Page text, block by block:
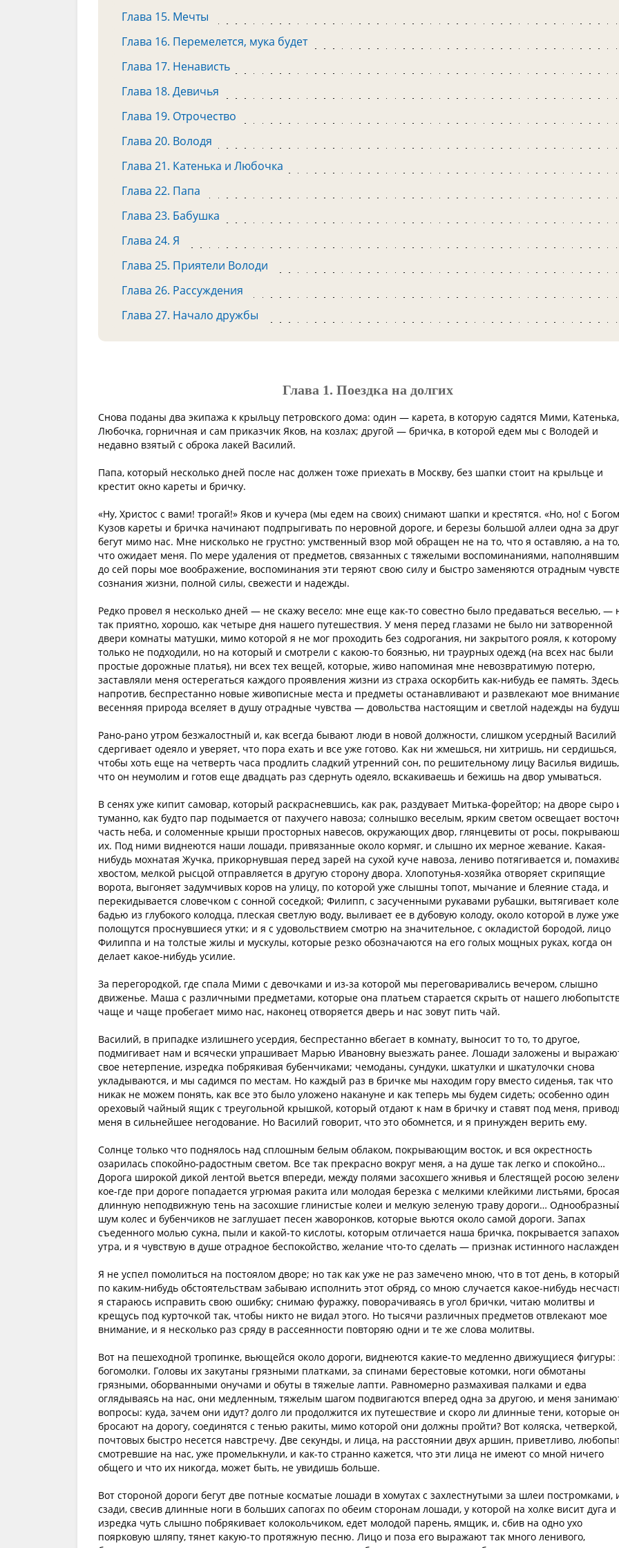
Глава 15. Мечты
Глава 16. Перемелется, мука будет
Глава 17. Ненависть
Глава 18. Девичья
Глава 19. Отрочество
Глава 20. Володя
Глава 21. Катенька и Любочка
Глава 22. Папа
Глава 23. Бабушка
Глава 24. Я
Глава 25. Приятели Володи
Глава 26. Рассуждения
Глава 27. Начало дружбы
Глава 1. Поездка на долгих
Снова поданы два экипажа к крыльцу петровского дома: один — карета, в которую садятся Мими, Катенька,
Любочка, горничная и сам приказчик Яков, на козлах; другой — бричка, в которой едем мы с Володей и
недавно взятый с оброка лакей Василий.
Папа, который несколько дней после нас должен тоже приехать в Москву, без шапки стоит на крыльце и
крестит окно кареты и бричку.
«Ну, Христос с вами! трогай!» Яков и кучера (мы едем на своих) снимают шапки и крестятся. «Но, но! с
Кузов кареты и бричка начинают подпрыгивать по неровной дороге, и березы большой аллеи одна за
бегут мимо нас. Мне нисколько не грустно: умственный взор мой обращен не на то, что я оставляю, а на то,
что ожидает меня. По мере удаления от предметов, связанных с тяжелыми воспоминаниями,
до сей поры мое воображение, воспоминания эти теряют свою силу и быстро заменяются отрадным
сознания жизни, полной силы, свежести и надежды.
Редко провел я несколько дней — не скажу весело: мне еще как-то совестно было предаваться веселью, —
так приятно, хорошо, как четыре дня нашего путешествия. У меня перед глазами не было ни затворенной
двери комнаты матушки, мимо которой я не мог проходить без содрогания, ни закрытого рояля, к которому
только не подходили, но на который и смотрели с какою-то боязнью, ни траурных одежд (на всех нас были
простые дорожные платья), ни всех тех вещей, которые, живо напоминая мне невозвратимую потерю,
заставляли меня остерегаться каждого проявления жизни из страха оскорбить как-нибудь ее память.
напротив, беспрестанно новые живописные места и предметы останавливают и развлекают мое
весенняя природа вселяет в душу отрадные чувства — довольства настоящим и светлой надежды на
Рано-рано утром безжалостный и, как всегда бывают люди в новой должности, слишком усердный Василий
сдергивает одеяло и уверяет, что пора ехать и все уже готово. Как ни жмешься, ни хитришь, ни сердишься,
чтобы хоть еще на четверть часа продлить сладкий утренний сон, по решительному лицу Василья видишь,
что он неумолим и готов еще двадцать раз сдернуть одеяло, вскакиваешь и бежишь на двор умываться.
В сенях уже кипит самовар, который раскрасневшись, как рак, раздувает Митька-форейтор; на дворе сыро
туманно, как будто пар подымается от пахучего навоза; солнышко веселым, ярким светом освещает
часть неба, и соломенные крыши просторных навесов, окружающих двор, глянцевиты от росы,
их. Под ними виднеются наши лошади, привязанные около кормяг, и слышно их мерное жевание. Какая-
нибудь мохнатая Жучка, прикорнувшая перед зарей на сухой куче навоза, лениво потягивается и,
хвостом, мелкой рысцой отправляется в другую сторону двора. Хлопотунья-хозяйка отворяет скрипящие
ворота, выгоняет задумчивых коров на улицу, по которой уже слышны топот, мычание и блеяние стада, и
перекидывается словечком с сонной соседкой; Филипп, с засученными рукавами рубашки, вытягивает
бадью из глубокого колодца, плеская светлую воду, выливает ее в дубовую колоду, около которой в луже уже
полощутся проснувшиеся утки; и я с удовольствием смотрю на значительное, с окладистой бородой, лицо
Филиппа и на толстые жилы и мускулы, которые резко обозначаются на его голых мощных руках, когда он
делает какое-нибудь усилие.
За перегородкой, где спала Мими с девочками и из-за которой мы переговаривались вечером, слышно
движенье. Маша с различными предметами, которые она платьем старается скрыть от нашего
чаще и чаще пробегает мимо нас, наконец отворяется дверь и нас зовут пить чай.
Василий, в припадке излишнего усердия, беспрестанно вбегает в комнату, выносит то то, то другое,
подмигивает нам и всячески упрашивает Марью Ивановну выезжать ранее. Лошади заложены и
свое нетерпение, изредка побрякивая бубенчиками; чемоданы, сундуки, шкатулки и шкатулочки снова
укладываются, и мы садимся по местам. Но каждый раз в бричке мы находим гору вместо сиденья, так что
никак не можем понять, как все это было уложено накануне и как теперь мы будем сидеть; особенно один
ореховый чайный ящик с треугольной крышкой, который отдают к нам в бричку и ставят под меня,
меня в сильнейшее негодование. Но Василий говорит, что это обомнется, и я принужден верить ему.
Солнце только что поднялось над сплошным белым облаком, покрывающим восток, и вся окрестность
озарилась спокойно-радостным светом. Все так прекрасно вокруг меня, а на душе так легко и спокойно…
Дорога широкой дикой лентой вьется впереди, между полями засохшего жнивья и блестящей росою
кое-где при дороге попадается угрюмая ракита или молодая березка с мелкими клейкими листьями, бросая
длинную неподвижную тень на засохшие глинистые колеи и мелкую зеленую траву дороги…
шум колес и бубенчиков не заглушает песен жаворонков, которые вьются около самой дороги. Запах
съеденного молью сукна, пыли и какой-то кислоты, которым отличается наша бричка, покрывается
утра, и я чувствую в душе отрадное беспокойство, желание что-то сделать — признак истинного
Я не успел помолиться на постоялом дворе; но так как уже не раз замечено мною, что в тот день, в
по каким-нибудь обстоятельствам забываю исполнить этот обряд, со мною случается какое-нибудь
я стараюсь исправить свою ошибку; снимаю фуражку, поворачиваясь в угол брички, читаю молитвы и
крещусь под курточкой так, чтобы никто не видал этого. Но тысячи различных предметов отвлекают мое
внимание, и я несколько раз сряду в рассеянности повторяю одни и те же слова молитвы.
Вот на пешеходной тропинке, вьющейся около дороги, виднеются какие-то медленно движущиеся фигуры:
богомолки. Головы их закутаны грязными платками, за спинами берестовые котомки, ноги обмотаны
грязными, оборванными онучами и обуты в тяжелые лапти. Равномерно размахивая палками и едва
оглядываясь на нас, они медленным, тяжелым шагом подвигаются вперед одна за другою, и меня
вопросы: куда, зачем они идут? долго ли продолжится их путешествие и скоро ли длинные тени, которые
бросают на дорогу, соединятся с тенью ракиты, мимо которой они должны пройти? Вот коляска, четверкой,
почтовых быстро несется навстречу. Две секунды, и лица, на расстоянии двух аршин, приветливо,
смотревшие на нас, уже промелькнули, и как-то странно кажется, что эти лица не имеют со мной ничего
общего и что их никогда, может быть, не увидишь больше.
Вот стороной дороги бегут две потные косматые лошади в хомутах с захлестнутыми за шлеи постромками,
сзади, свесив длинные ноги в больших сапогах по обеим сторонам лошади, у которой на холке висит дуга и
изредка чуть слышно побрякивает колокольчиком, едет молодой парень, ямщик, и, сбив на одно ухо
поярковую шляпу, тянет какую-то протяжную песню. Лицо и поза его выражают так много ленивого,